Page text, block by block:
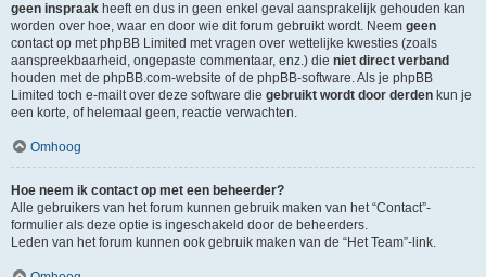
geen inspraak heeft en dus in geen enkel geval aansprakelijk gehouden kan
worden over hoe, waar en door wie dit forum gebruikt wordt. Neem geen
contact op met phpBB Limited met vragen over wettelijke kwesties (zoals
aanspreekbaarheid, ongepaste commentaar, enz.) die niet direct verband
houden met de phpBB.com-website of de phpBB-software. Als je phpBB
Limited toch e-mailt over deze software die gebruikt wordt door derden kun je
een korte, of helemaal geen, reactie verwachten.
Omhoog
Hoe neem ik contact op met een beheerder?
Alle gebruikers van het forum kunnen gebruik maken van het “Contact”-
formulier als deze optie is ingeschakeld door de beheerders.
Leden van het forum kunnen ook gebruik maken van de “Het Team”-link.